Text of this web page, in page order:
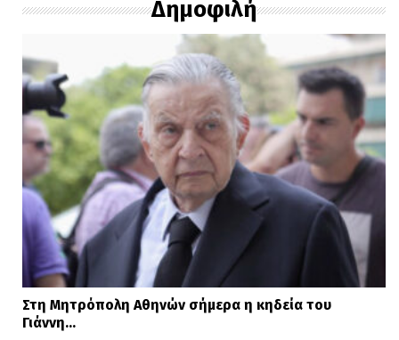
Δημοφιλή
Στη Μητρόπολη Αθηνών σήμερα η κηδεία του
Γιάννη…